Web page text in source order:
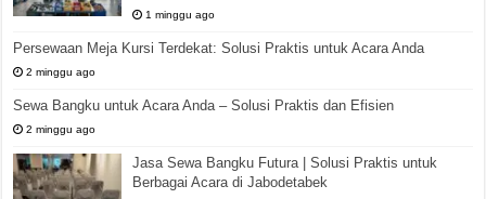
1 minggu ago
Persewaan Meja Kursi Terdekat: Solusi Praktis untuk Acara Anda
2 minggu ago
Sewa Bangku untuk Acara Anda – Solusi Praktis dan Efisien
2 minggu ago
Jasa Sewa Bangku Futura | Solusi Praktis untuk
Berbagai Acara di Jabodetabek